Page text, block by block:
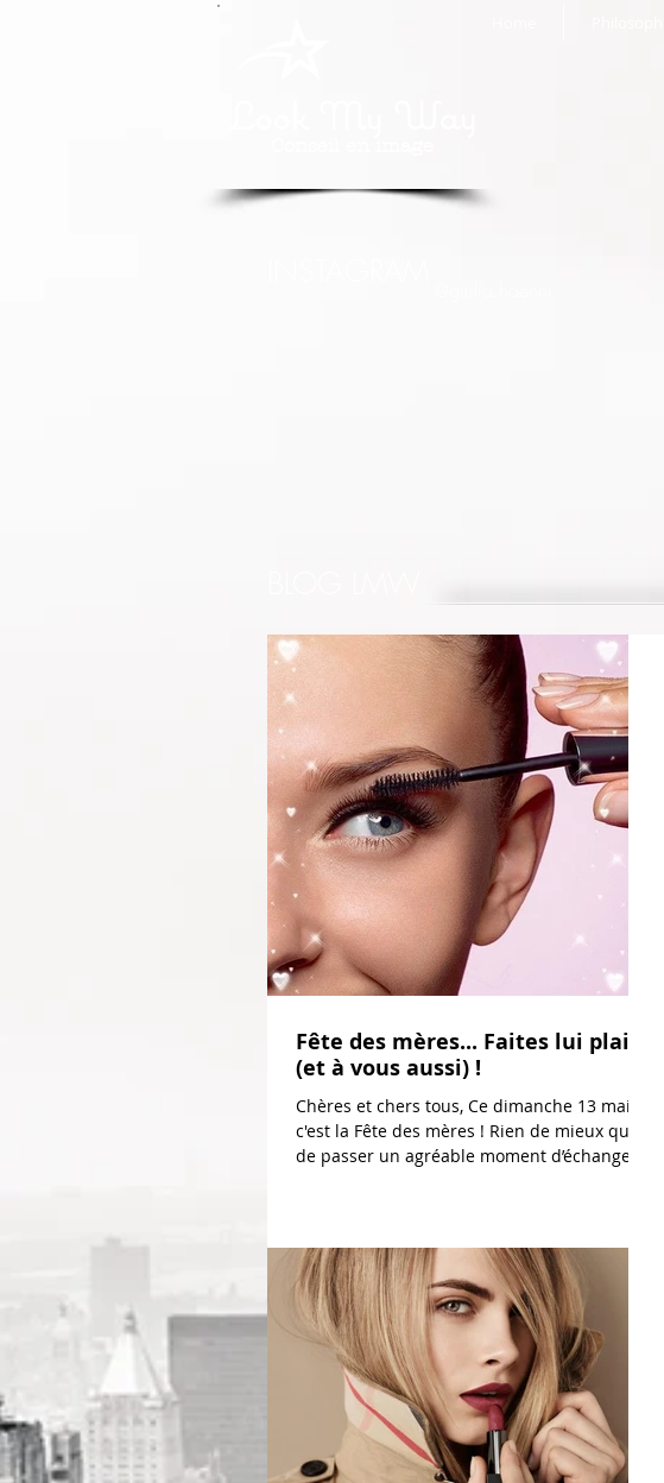
Fête des mères... Faites lui plaisir
(et à vous aussi) !
Chères et chers tous, Ce dimanche 13 mai
c'est la Fête des mères ! Rien de mieux que
de passer un agréable moment d’échange et